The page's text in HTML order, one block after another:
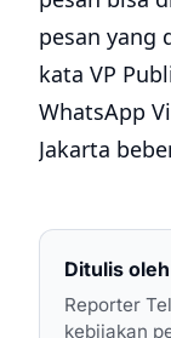
pesan yang
kata VP
WhatsApp
Jakarta
Ditulis oleh
Reporter
kebijakan